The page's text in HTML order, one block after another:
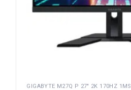
GIGABYTE M27Q P 27″ 2K 170HZ 1MS